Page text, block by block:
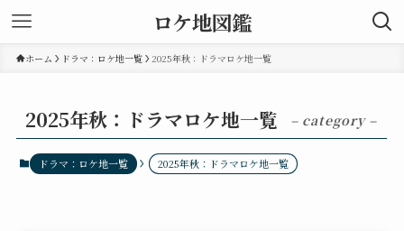
ロケ地図鑑
ホーム ドラマ：ロケ地一覧 2025年秋：ドラマロケ地一覧
2025年秋：ドラマロケ地一覧 – category –
ドラマ：ロケ地一覧 2025年秋：ドラマロケ地一覧